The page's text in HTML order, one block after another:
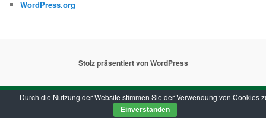
WordPress.org
Stolz präsentiert von WordPress
Durch die Nutzung der Website stimmen Sie der Verwendung von Cookies
Einverstanden